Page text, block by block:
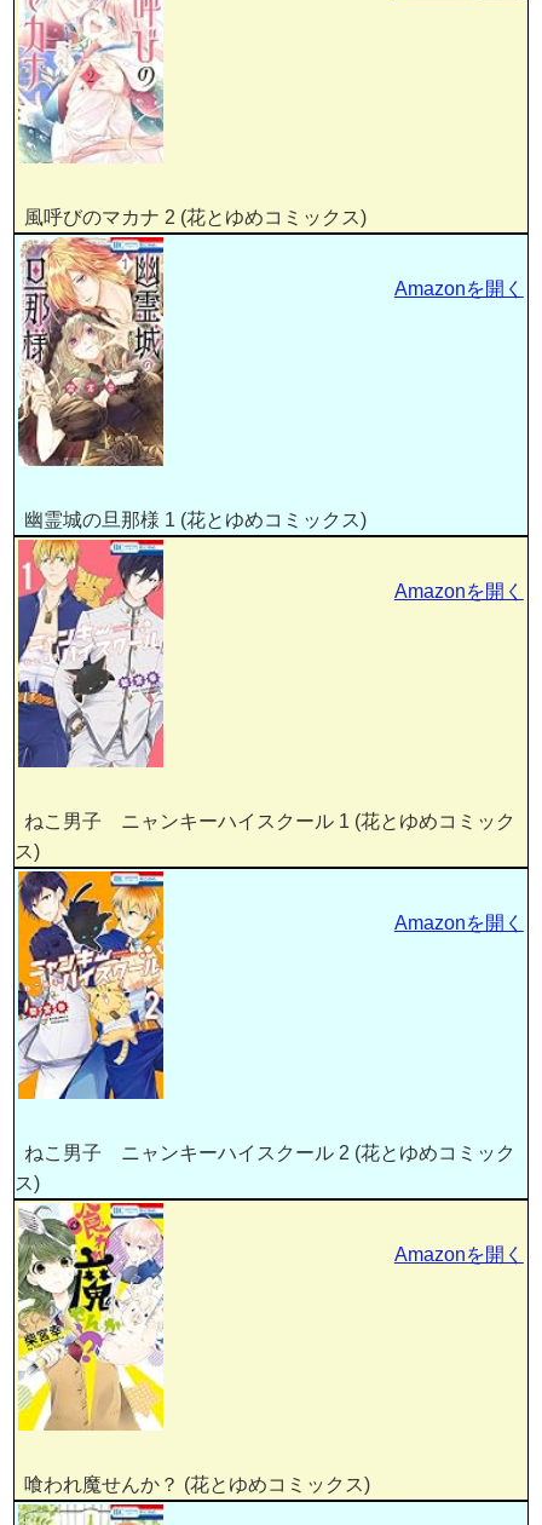
風呼びのマカナ 2 (花とゆめコミックス)
幽霊城の旦那様 1 (花とゆめコミックス)
Amazonを開く
ねこ男子 ニャンキーハイスクール 1 (花とゆめコミック
ス)
Amazonを開く
ねこ男子 ニャンキーハイスクール 2 (花とゆめコミック
ス)
Amazonを開く
喰われ魔せんか？ (花とゆめコミックス)
Amazonを開く